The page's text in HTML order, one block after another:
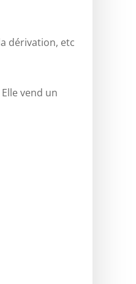
dérivation, etc
vend un